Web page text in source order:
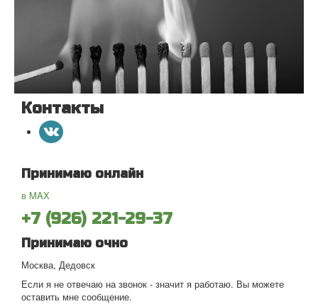
Контакты
Принимаю онлайн
в MAX
+7 (926) 221-29-37
Принимаю очно
Москва, Дедовск
Если я не отвечаю на звонок - значит я работаю. Вы можете
оставить мне сообщение.